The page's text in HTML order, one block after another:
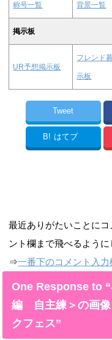
称号一覧 背景一覧
掲示板
UR予想掲示板
フレンド
示板
Tweet
B! はてブ
最近ありがたいことに
ント欄まで飛べるように
⇒一番下のコメント入力
One Response to
編 自主練＞の画
クフェス”